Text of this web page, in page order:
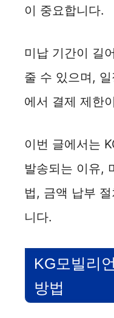
이 중요합니다.
미납 기간이 길
줄 수 있으며,
에서 결제 제한
이번 글에서는
발송되는 이유,
법, 금액 납부
니다.
KG모빌리
방법